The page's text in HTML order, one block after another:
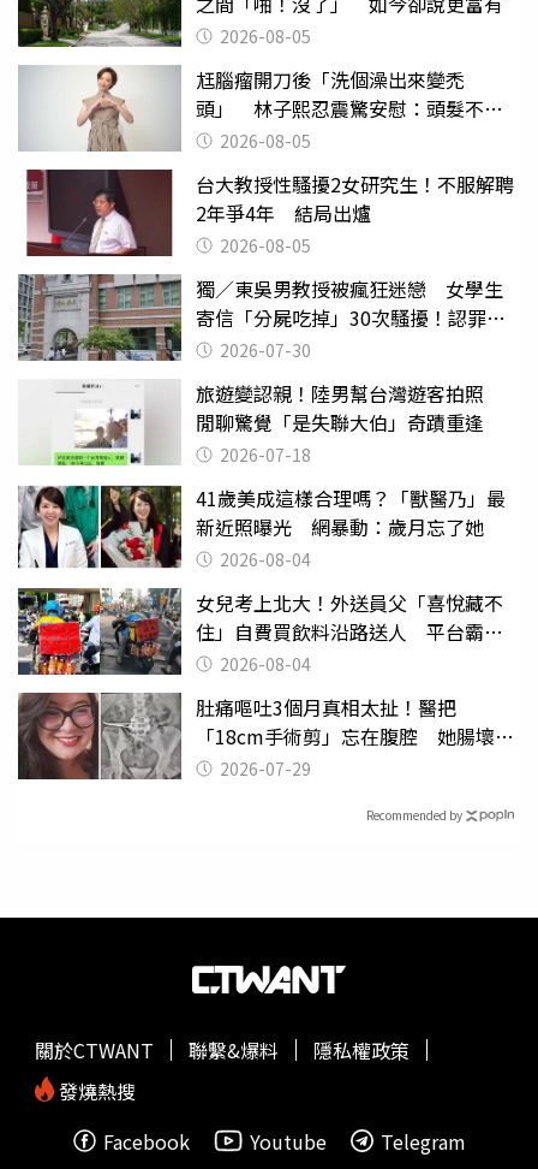
2026-08-05
尪腦瘤開刀後「洗個澡出來變禿
頭」 林子熙忍震驚安慰：頭髮不重
要 2026-08-05
台大教授性騷擾2女研究生！不服解聘
2年爭4年 結局出爐
2026-08-05
獨／東吳男教授被瘋狂迷戀 女學生
寄信「分屍吃掉」30次騷擾！認罪免
關 2026-07-30
旅遊變認親！陸男幫台灣遊客拍照
閒聊驚覺「是失聯大伯」奇蹟重逢
2026-07-18
41歲美成這樣合理嗎？「獸醫乃」最
新近照曝光 網暴動：歲月忘了她
2026-08-04
女兒考上北大！外送員父「喜悅藏不
住」自費買飲料沿路送人 平台霸氣
幫付學費
2026-08-04
肚痛嘔吐3個月真相太扯！醫把
「18cm手術剪」忘在腹腔 她腸壞死
險喪命
2026-07-29
Recommended by
關於CTWANT 聯繫&爆料
隱私權政策
發燒熱搜
Facebook
Youtube Telegram